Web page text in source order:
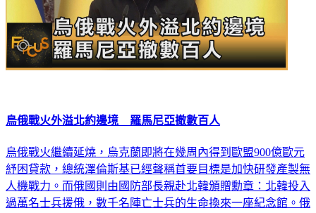
烏俄戰火外溢北約邊境 羅馬尼亞撤數百人
烏俄戰火繼續延燒，烏克蘭即將在幾周內得到歐盟900億歐元
紓困貸款，總統澤倫斯基已經聲稱首要目標是加快研發產製無
人機戰力。而俄國則由國防部長親赴北韓頒贈勳章：北韓投入
過萬名士兵援俄，數千名陣亡士兵的生命換來一座紀念館。俄